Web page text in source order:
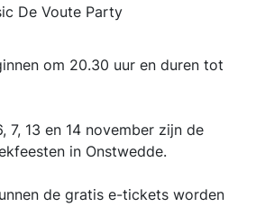
De Voute Party
om 20.30 uur en duren tot
7, 13 en 14 november zijn de
in Onstwedde.
de gratis e-tickets worden